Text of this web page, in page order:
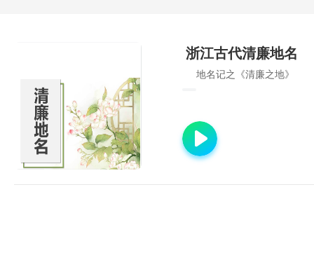
浙江古代清廉地名
地名记之《清廉之地》